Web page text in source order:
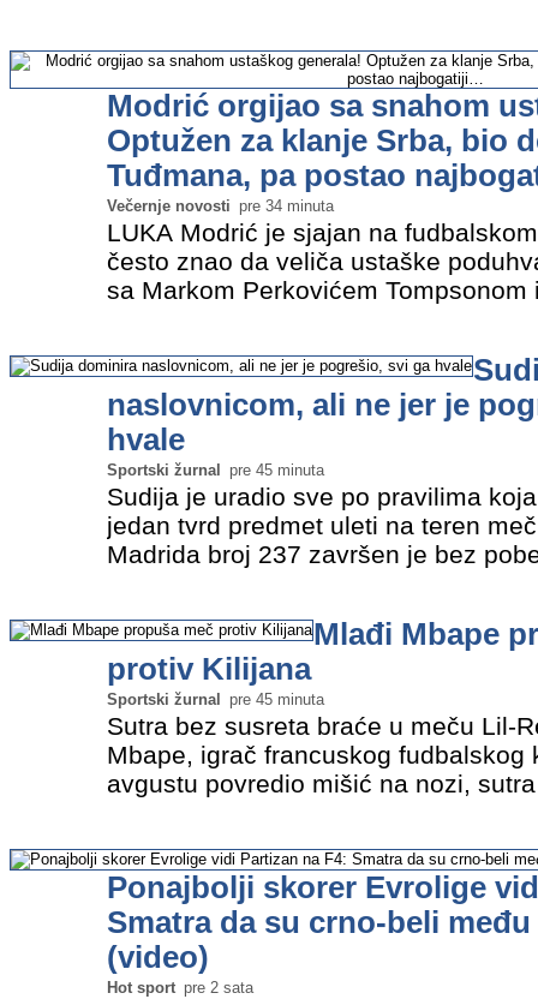
Modrić orgijao sa snahom
Optužen za klanje Srba, bio
Tuđmana, pa postao
Večernje novosti pre 34 minuta
LUKA Modrić je sjajan na
često znao da veliča ustaške
sa Markom Perkovićem
naslovnicom, ali ne jer je
hvale
Sportski žurnal pre 45 minuta
Sudija je uradio sve po pravilima
jedan tvrd predmet uleti na teren
Madrida broj 237 završen je bez
Mlađi Mbape
protiv Kilijana
Sportski žurnal pre 45 minuta
Sutra bez susreta braće u meču Lil-
Mbape, igrač francuskog fudbalskog
avgustu povredio mišić na nozi,
Ponajbolji skorer Evrolige
Smatra da su crno-beli
(video)
Hot sport pre 2 sata